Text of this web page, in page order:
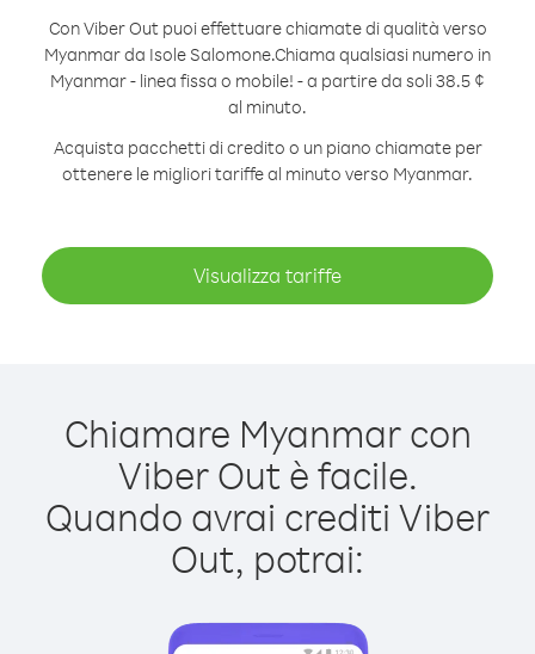
Con Viber Out puoi effettuare chiamate di qualità verso
Myanmar da Isole Salomone.Chiama qualsiasi numero in
Myanmar - linea fissa o mobile! - a partire da soli 38.5 ¢
al minuto.
Acquista pacchetti di credito o un piano chiamate per
ottenere le migliori tariffe al minuto verso Myanmar.
Visualizza tariffe
Chiamare Myanmar con
Viber Out è facile.
Quando avrai crediti Viber
Out, potrai: